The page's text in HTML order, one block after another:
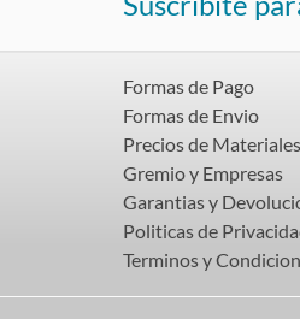
Formas de Pago
Formas de Envio
Precios de
Gremio y Empresas
Garantias y
Politicas de
Terminos y